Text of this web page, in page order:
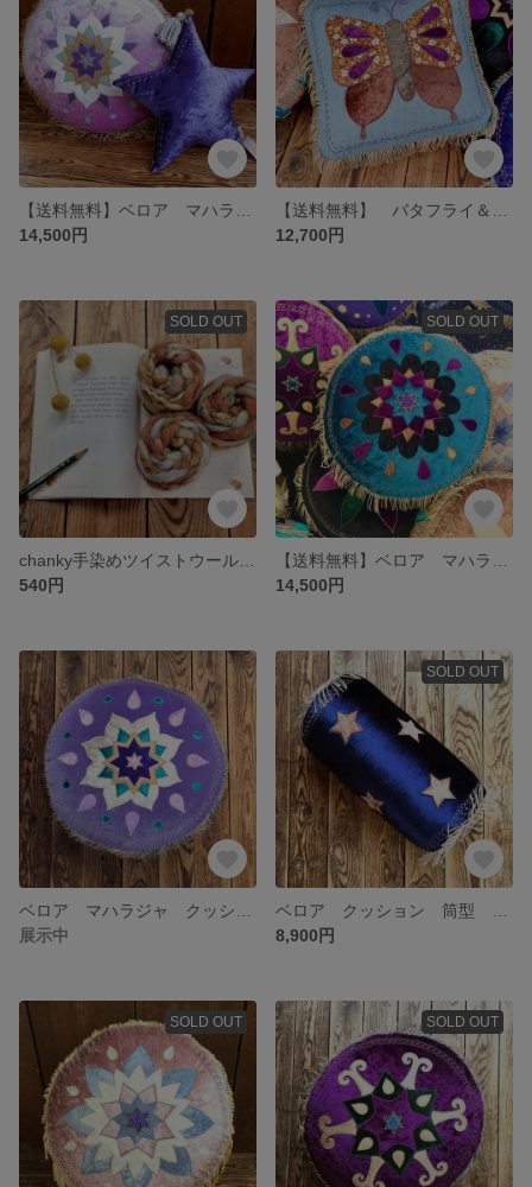
14,500円
12,700円
SOLD OUT
540円
SOLD OUT
14,500円
展示中
SOLD OUT
8,900円
SOLD OUT SOLD OUT